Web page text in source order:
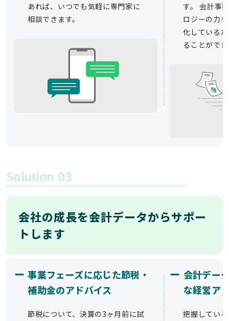
あれば、いつでも気軽に専門家に
相談できます。
す。 会計事
ロジーの力
化している
ることがで
Solution 03
会社の成長を会計データからサポー
トします
ー 事業フェーズに応じた節税・
補助金のアドバイス
節税について、決算の3ヶ月前に試
ー 会計デー
な経営ア
把握してい